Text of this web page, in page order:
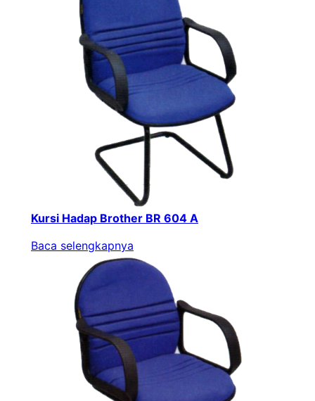
Kursi Hadap Brother BR 604 A
Baca selengkapnya